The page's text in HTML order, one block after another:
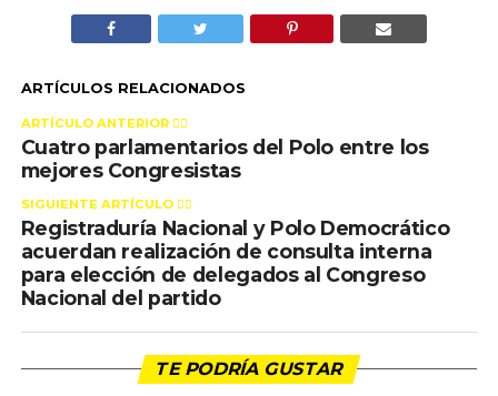
ARTÍCULOS RELACIONADOS
ARTÍCULO ANTERIOR 👉🏻
Cuatro parlamentarios del Polo entre los
mejores Congresistas
SIGUIENTE ARTÍCULO 👈🏻
Registraduría Nacional y Polo Democrático
acuerdan realización de consulta interna
para elección de delegados al Congreso
Nacional del partido
TE PODRÍA GUSTAR